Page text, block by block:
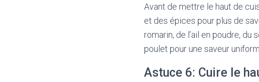
Avant de mettre le haut de
et des épices pour plus de
romarin, de l’ail en poudre,
poulet pour une saveur
Astuce 6: Cuire le